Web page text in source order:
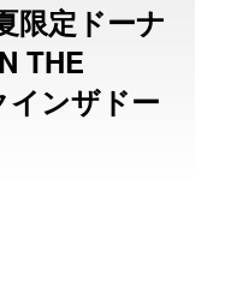
限定ドーナ
THE
インザドー